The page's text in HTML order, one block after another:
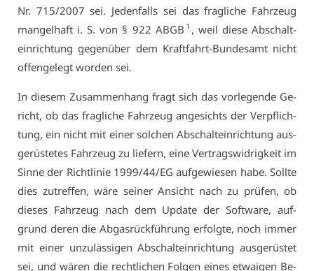
Nr. 715/2007 sei. Je­den­falls sei das frag­li­che Fahr­zeug
man­gel­haft i. S. von § 922 ABGB 1 , weil die­se Ab­schalt­
ein­rich­tung ge­gen­über dem Kraft­fahrt-Bun­des­amt nicht
of­fen­ge­legt wor­den sei.
In die­sem Zu­sam­men­hang fragt sich das vor­le­gen­de Ge­
richt, ob das frag­li­che Fahr­zeug an­ge­sichts der Ver­pflich­
tung, ein nicht mit ei­ner sol­chen Ab­schalt­ein­rich­tung aus­
ge­rüs­te­tes Fahr­zeug zu lie­fern, ei­ne Ver­trags­wid­rig­keit im
Sin­ne der Richt­li­nie 1999/44/EG auf­ge­wie­sen ha­be. Soll­te
dies zu­tref­fen, wä­re sei­ner An­sicht nach zu prü­fen, ob
die­ses Fahr­zeug nach dem Up­date der Soft­ware, auf­
grund de­ren die Ab­gas­rück­füh­rung er­folg­te, noch im­mer
mit ei­ner un­zu­läs­si­gen Ab­schalt­ein­rich­tung aus­ge­rüs­tet
sei, und wä­ren die recht­li­chen Fol­gen ei­nes et­wai­gen Be­